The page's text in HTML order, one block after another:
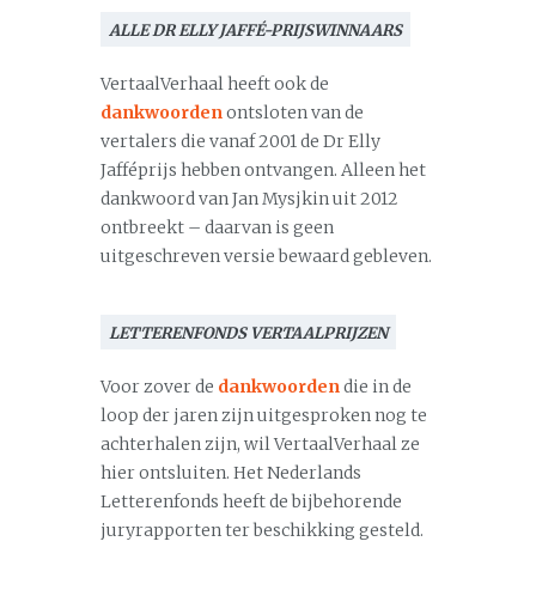
ALLE DR ELLY JAFFÉ-PRIJSWINNAARS
VertaalVerhaal heeft ook de
dankwoordenontsloten van de
vertalers die vanaf 2001 de Dr Elly
Jafféprijs hebben ontvangen. Alleen het
dankwoord van Jan Mysjkin uit 2012
ontbreekt – daarvan is geen
uitgeschreven versie bewaard gebleven.
LETTERENFONDS VERTAALPRIJZEN
Voor zover de dankwoordendie in de
loop der jaren zijn uitgesproken nog te
achterhalen zijn, wil VertaalVerhaal ze
hier ontsluiten. Het Nederlands
Letterenfonds heeft de bijbehorende
juryrapporten ter beschikking gesteld.